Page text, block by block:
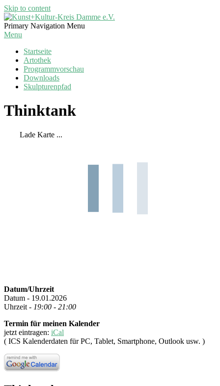
Skip to content
Kunst+Kultur-
Kreis
Primary Navigation Menu
Menu
Startseite
Artothek
Programmvorschau
Downloads
Skulpturenpfad
Thinktank
Lade Karte ...
Datum/Uhrzeit
Datum - 19.01.2026
Uhrzeit - 19:00 - 21:00
Termin für meinen Kalender
jetzt eintragen: iCal
( ICS Kalenderdaten für PC, Tablet, Smartphone, Outlook usw. )